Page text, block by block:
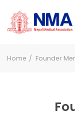
Home Founder